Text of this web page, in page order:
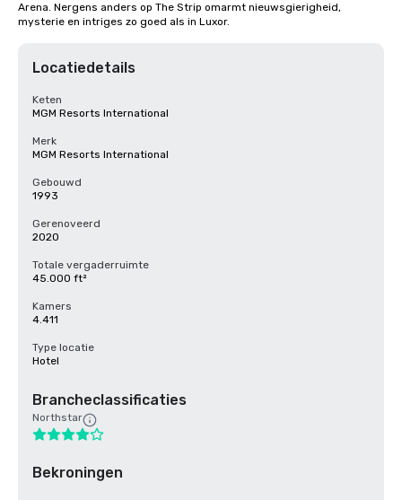
Arena. Nergens anders op The Strip omarmt nieuwsgierigheid,
mysterie en intriges zo goed als in Luxor.
Locatiedetails
Keten
MGM Resorts International
Merk
MGM Resorts International
Gebouwd
1993
Gerenoveerd
2020
Totale vergaderruimte
45.000 ft²
Kamers
4.411
Type locatie
Hotel
Brancheclassificaties
Northstar
Bekroningen